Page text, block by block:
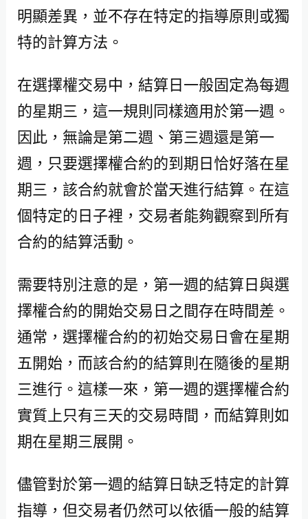
明顯差異，並不存在特定的指導原則或獨
特的計算方法。
在選擇權交易中，結算日一般固定為每週
的星期三，這一規則同樣適用於第一週。
因此，無論是第二週、第三週還是第一
週，只要選擇權合約的到期日恰好落在星
期三，該合約就會於當天進行結算。在這
個特定的日子裡，交易者能夠觀察到所有
合約的結算活動。
需要特別注意的是，第一週的結算日與選
擇權合約的開始交易日之間存在時間差。
通常，選擇權合約的初始交易日會在星期
五開始，而該合約的結算則在隨後的星期
三進行。這樣一來，第一週的選擇權合約
實質上只有三天的交易時間，而結算則如
期在星期三展開。
儘管對於第一週的結算日缺乏特定的計算
指導，但交易者仍然可以依循一般的結算